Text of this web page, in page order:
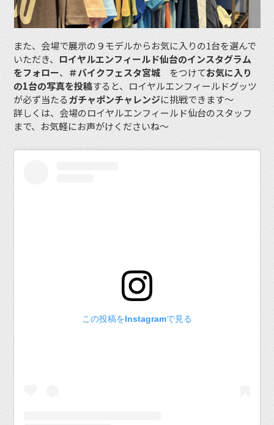
また、会場で展示の９モデルからお気に入りの1台を選んで
いただき、 ロイヤルエンフィールド仙台のインスタグラム
をフォロー、 ＃バイクフェスタ宮城 をつけてお気に入り
の1台の写真を投稿すると、ロイヤルエンフィールドグッツ
が必ず当たるガチャポンチャレンジに挑戦できます〜
詳しくは、会場のロイヤルエンフィールド仙台のスタッフ
まで、お気軽にお声がけくださいね〜
この投稿をInstagramで見る